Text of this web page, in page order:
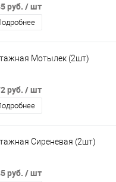
руб. / шт
Мотылек (2шт)
руб. / шт
Сиреневая (2шт)
руб. / шт